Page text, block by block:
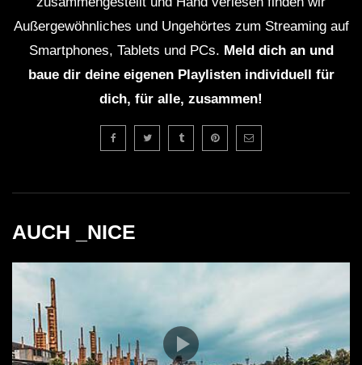
Außergewöhnliches und Ungehörtes zum Streaming auf
Smartphones, Tablets und PCs. Meld dich an und
baue dir deine eigenen Playlisten individuell für
dich, für alle, zusammen!
AUCH _NICE